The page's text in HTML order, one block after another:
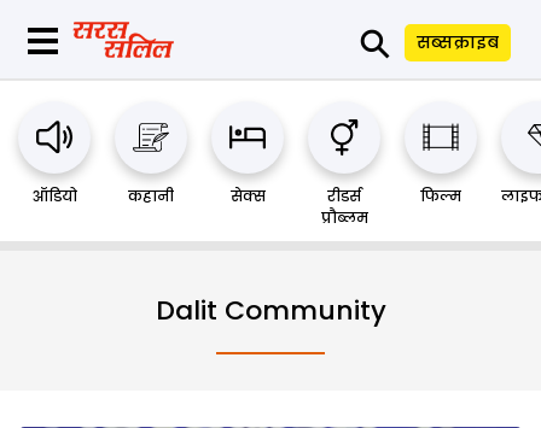
⚲ सब्सक्राइब
ऑडियो कहानी सेक्स
रीडर्स
प्रौब्लम
फिल्म
Dalit Community